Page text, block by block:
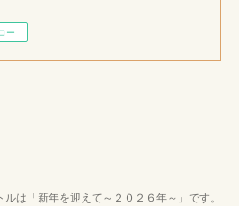
ー
は「新年を迎えて～２０２６年～」です。